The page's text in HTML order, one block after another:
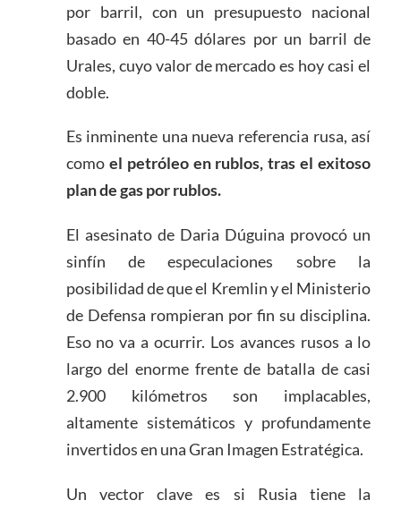
por barril, con un presupuesto nacional
basado en 40-45 dólares por un barril de
Urales, cuyo valor de mercado es hoy casi el
doble.
Es inminente una nueva referencia rusa, así
como el petróleo en rublos, tras el exitoso
plan de gas por rublos.
El asesinato de Daria Dúguina provocó un
sinfín de especulaciones sobre la
posibilidad de que el Kremlin y el Ministerio
de Defensa rompieran por fin su disciplina.
Eso no va a ocurrir. Los avances rusos a lo
largo del enorme frente de batalla de casi
2.900 kilómetros son implacables,
altamente sistemáticos y profundamente
invertidos en una Gran Imagen Estratégica.
Un vector clave es si Rusia tiene la